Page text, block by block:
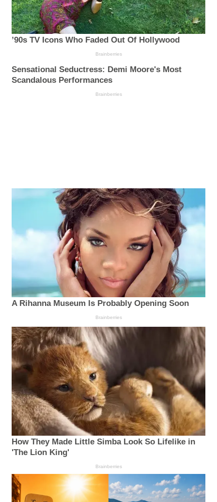
’90s TV Icons Who Faded Out Of Hollywood
Brainberries
Sensational Seductress: Demi Moore's Most
Scandalous Performances
Brainberries
A Rihanna Museum Is Probably Opening Soon
Brainberries
How They Made Little Simba Look So Lifelike in
'The Lion King'
Brainberries